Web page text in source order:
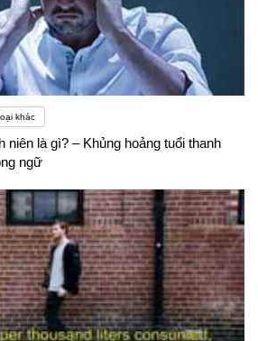
khác
niên là gì? – Khủng hoảng tuổi thanh
ngữ